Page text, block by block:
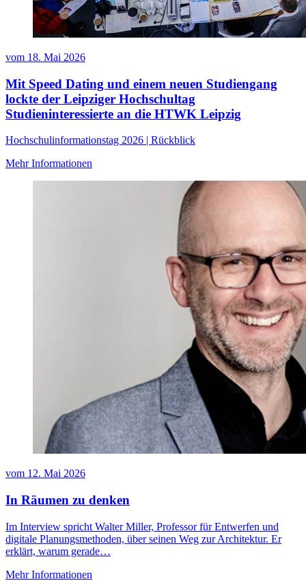
vom 18. Mai 2026
Mit Speed Dating und einem neuen Studiengang
lockte der Leipziger Hochschultag
Studieninteressierte an die HTWK Leipzig
Hochschulinformationstag 2026 | Rückblick
Mehr Informationen
vom 12. Mai 2026
In Räumen zu denken
Im Interview spricht Walter Miller, Professor für Entwerfen und
digitale Planungsmethoden, über seinen Weg zur Architektur. Er
erklärt, warum gerade…
Mehr Informationen